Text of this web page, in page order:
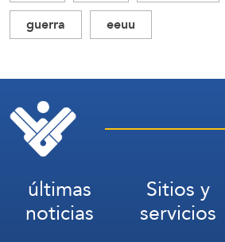
guerra
eeuu
últimas
noticias
Sitios y
servicios